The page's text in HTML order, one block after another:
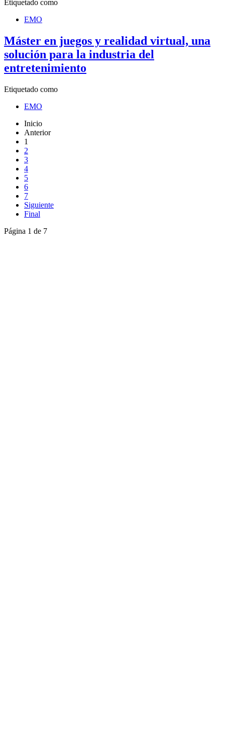
Etiquetado como
EMO
Máster en juegos y realidad virtual, una
solución para la industria del
entretenimiento
Etiquetado como
EMO
Inicio
Anterior
1
2
3
4
5
6
7
Siguiente
Final
Página 1 de 7